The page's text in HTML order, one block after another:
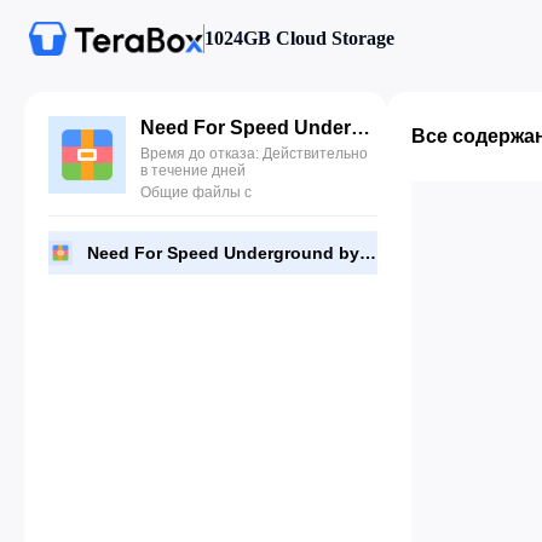
1024GB Cloud Storage
Need For Speed Underground by Wildone Productions.rar
Время до отказа: Действительно
в течение дней
Общие файлы с
Need For Speed Underground by Wildone Productions.rar
Все